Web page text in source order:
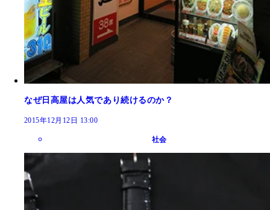
なぜ日高屋は人気であり続けるのか？
2015年12月12日 13:00
社会